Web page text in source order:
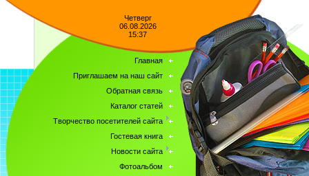
Четверг
06.08.2026
15:37
Главная
Приглашаем на наш сайт
Обратная связь
Каталог статей
Творчество посетителей сайта
Гостевая книга
Новости сайта
Фотоальбом